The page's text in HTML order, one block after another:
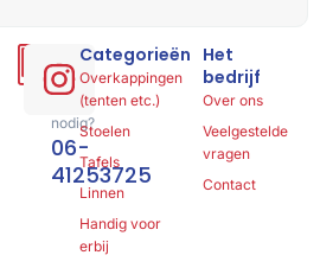
Hulp
of
advies
nodig?
06-
41253725
Categorieën
Overkappingen
(tenten etc.)
Stoelen
Tafels
Linnen
Handig voor
erbij
Het
bedrijf
Over ons
Veelgestelde
vragen
Contact